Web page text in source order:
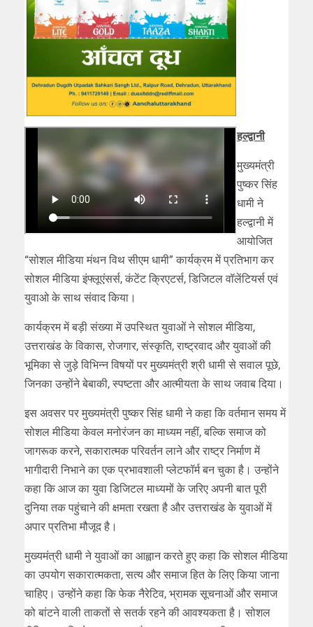
हल्द्वानी
मुख्यमंत्री
पुष्कर सिंह
धामी ने
हल्द्वानी में
आयोजित
“सोशल मीडिया मंथन विथ सीएम धामी” कार्यक्रम में प्रतिभाग कर
सोशल मीडिया इंफ्लूएंसर्स, कंटेंट क्रिएटर्स, डिजिटल वॉलेंटियर्स एवं
युवाओ के साथ संवाद किया।
कार्यक्रम में बड़ी संख्या में उपस्थित युवाओं ने सोशल मीडिया,
उत्तराखंड के विकास, रोजगार, संस्कृति, राष्ट्रवाद और युवाओं की
भूमिका से जुड़े विभिन्न विषयों पर मुख्यमंत्री श्री धामी से सवाल पूछे,
जिनका उन्होंने बेबाकी, स्पष्टता और आत्मीयता के साथ जवाब दिया।
इस अवसर पर मुख्यमंत्री पुष्कर सिंह धामी ने कहा कि वर्तमान समय में
सोशल मीडिया केवल मनोरंजन का माध्यम नहीं, बल्कि समाज को
जागरूक करने, सकारात्मक परिवर्तन लाने और राष्ट्र निर्माण में
भागीदारी निभाने का एक प्रभावशाली प्लेटफॉर्म बन चुका है। उन्होंने
कहा कि आज का युवा डिजिटल माध्यमों के जरिए अपनी बात पूरी
दुनिया तक पहुंचाने की क्षमता रखता है और उत्तराखंड के युवाओं में
अपार प्रतिभा मौजूद है।
मुख्यमंत्री धामी ने युवाओं का आह्वान करते हुए कहा कि सोशल मीडिया
का उपयोग सकारात्मकता, सत्य और समाज हित के लिए किया जाना
चाहिए। उन्होंने कहा कि फेक नैरेटिव, भ्रामक सूचनाओं और समाज
को बांटने वाली ताकतों से सतर्क रहने की आवश्यकता है। सोशल